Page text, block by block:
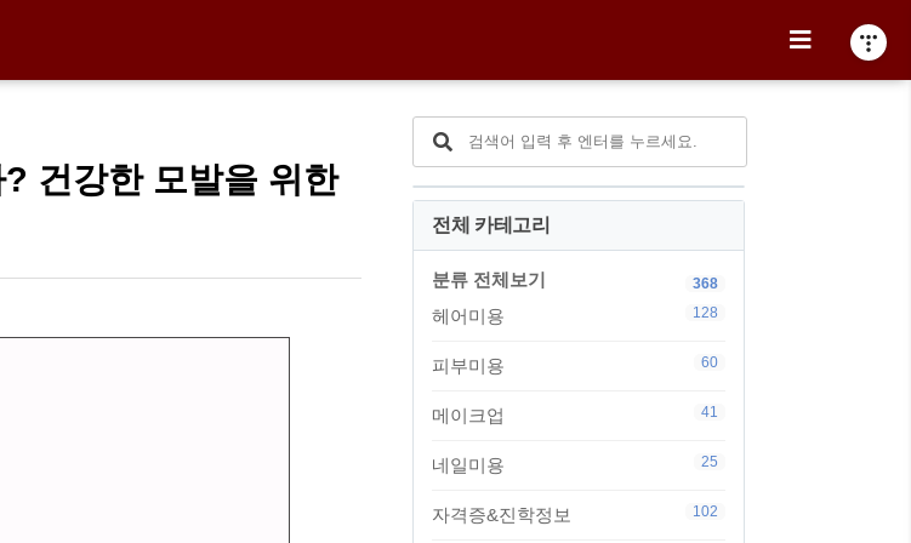
건강한 모발을 위한
전체 카테고리
분류 전체보기 368
헤어미용 128
피부미용 60
메이크업 41
네일미용 25
자격증&진학정보 102